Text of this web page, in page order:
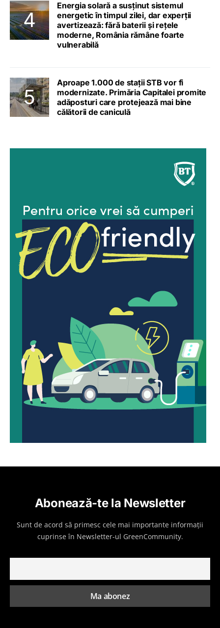
Energia solară a susținut sistemul
energetic în timpul zilei, dar experții
avertizează: fără baterii și rețele
moderne, România rămâne foarte
vulnerabilă
Aproape 1.000 de stații STB vor fi
modernizate. Primăria Capitalei promite
adăposturi care protejează mai bine
călătorii de caniculă
Abonează-te la Newsletter
Sunt de acord să primesc cele mai importante informații
cuprinse în Newsletter-ul GreenCommunity.